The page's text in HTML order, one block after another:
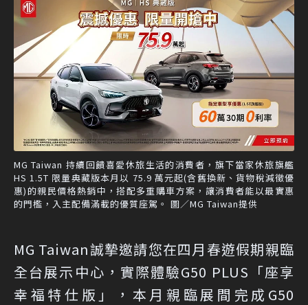
MG Taiwan 持續回饋喜愛休旅生活的消費者，旗下當家休旅旗艦
HS 1.5T 限量典藏版本月以 75.9 萬元起(含舊換新、貨物稅減徵優
惠)的親民價格熱銷中，搭配多重購車方案，讓消費者能以最實惠
的門檻，入主配備滿載的優質座駕。 圖／MG Taiwan提供
MG Taiwan誠摯邀請您在四月春遊假期親臨
全台展示中心，實際體驗G50 PLUS「座享
幸福特仕版」，本月親臨展間完成G50